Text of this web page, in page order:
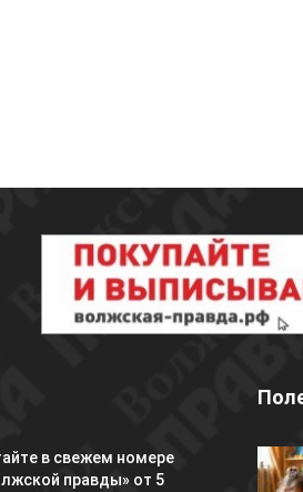
в свежем номере
правды» от 5